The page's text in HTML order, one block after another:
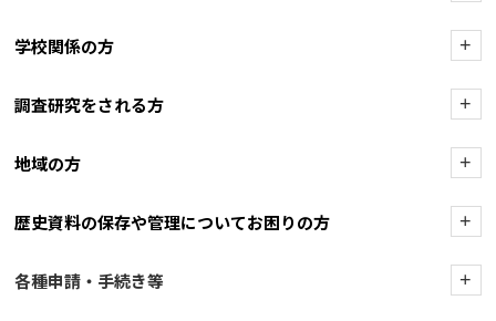
学校関係の方 +
調査研究をされる方 +
地域の方 +
歴史資料の保存や管理についてお困りの方 +
各種申請・手続き等 +